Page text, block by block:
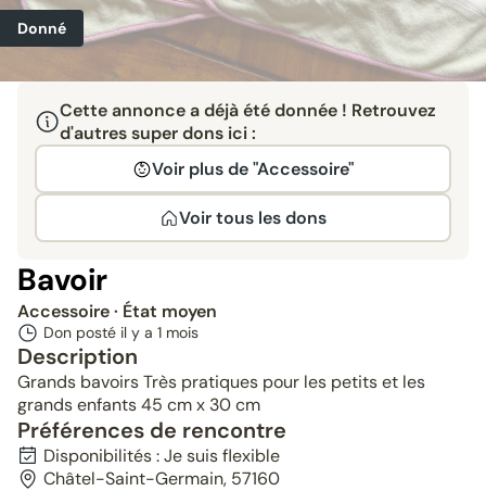
Donné
Cette annonce a déjà été donnée ! Retrouvez
d'autres super dons ici :
Voir plus de "Accessoire"
Voir tous les dons
Bavoir
Accessoire· État moyen
Don posté il y a 1 mois
Description
Grands bavoirs Très pratiques pour les petits et les
grands enfants 45 cm x 30 cm
Préférences de rencontre
Disponibilités : Je suis flexible
Châtel-Saint-Germain, 57160